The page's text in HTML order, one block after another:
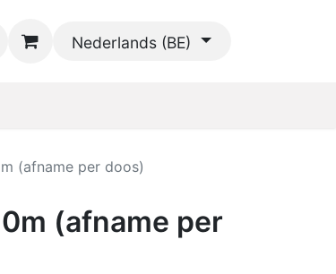
Nederlands (BE)
(afname per doos)
(afname per